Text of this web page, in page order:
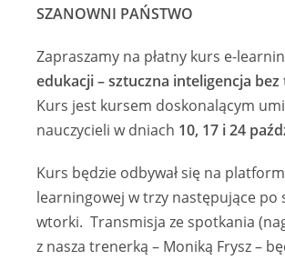
SZANOWNI PAŃSTWO
Zapraszamy na płatny kurs e-
edukacji – sztuczna inteligencja
Kurs jest kursem doskonalącym
nauczycieli w dniach 10, 17 i 24
Kurs będzie odbywał się na
learningowej w trzy następujące po
wtorki. Transmisja ze spotkania
z nasza trenerką – Moniką Frysz –